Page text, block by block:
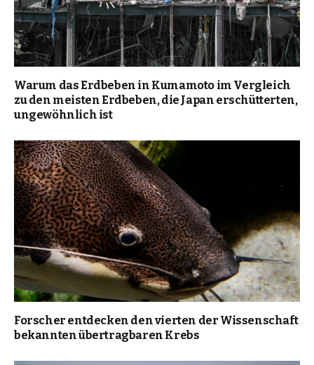
Warum das Erdbeben in Kumamoto im Vergleich
zu den meisten Erdbeben, die Japan erschütterten,
ungewöhnlich ist
Forscher entdecken den vierten der Wissenschaft
bekannten übertragbaren Krebs